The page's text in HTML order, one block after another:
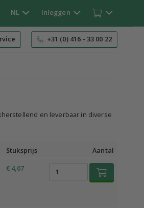
NL Inloggen
+31 (0) 416 - 33 00 22
en leverbaar in diverse
Stuksprijs
Aantal
€ 4,07